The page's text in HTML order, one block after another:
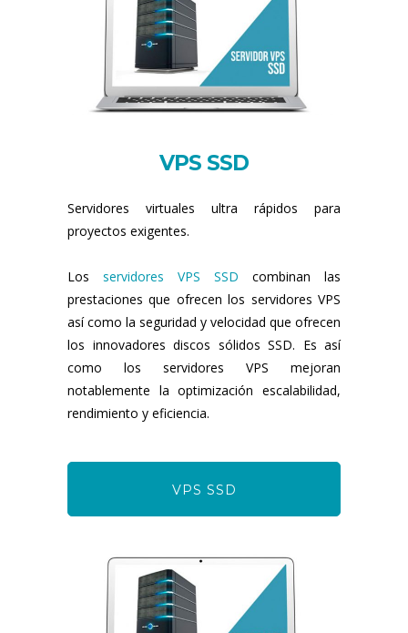
VPS SSD
Servidores virtuales ultra rápidos para
proyectos exigentes.
Los servidores VPS SSD combinan las
prestaciones que ofrecen los servidores VPS
así como la seguridad y velocidad que ofrecen
los innovadores discos sólidos SSD. Es así
como los servidores VPS mejoran
notablemente la optimización escalabilidad,
rendimiento y eficiencia.
VPS SSD